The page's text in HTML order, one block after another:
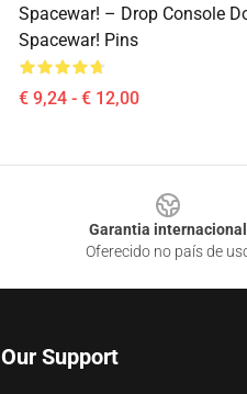
Spacewar! – Drop Console
Spacewar! Pins
€ 9,24 - € 12,00
Garantia internacional
Oferecido no país de
Our Support